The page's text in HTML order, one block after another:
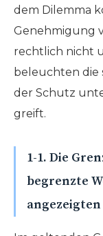
dem Dilemma
Genehmigung
rechtlich nicht
beleuchten
der Schutz
greift.
1-1. Die
begrenzte